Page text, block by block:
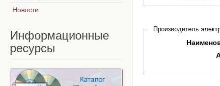
Производитель
Новости
Информационные
ресурсы